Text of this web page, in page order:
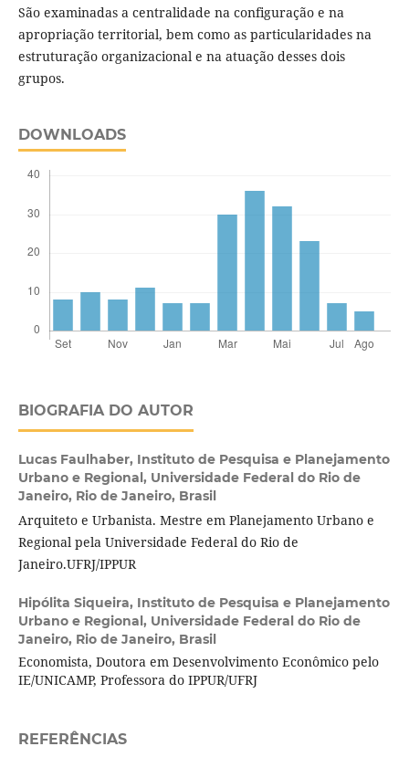
São examinadas a centralidade na configuração e na
apropriação territorial, bem como as particularidades na
estruturação organizacional e na atuação desses dois
grupos.
DOWNLOADS
BIOGRAFIA DO AUTOR
Lucas Faulhaber, Instituto de Pesquisa e Planejamento
Urbano e Regional, Universidade Federal do Rio de
Janeiro, Rio de Janeiro, Brasil
Arquiteto e Urbanista. Mestre em Planejamento Urbano e
Regional pela Universidade Federal do Rio de
Janeiro.UFRJ/IPPUR
Hipólita Siqueira, Instituto de Pesquisa e Planejamento
Urbano e Regional, Universidade Federal do Rio de
Janeiro, Rio de Janeiro, Brasil
Economista, Doutora em Desenvolvimento Econômico pelo
IE/UNICAMP, Professora do IPPUR/UFRJ
REFERÊNCIAS